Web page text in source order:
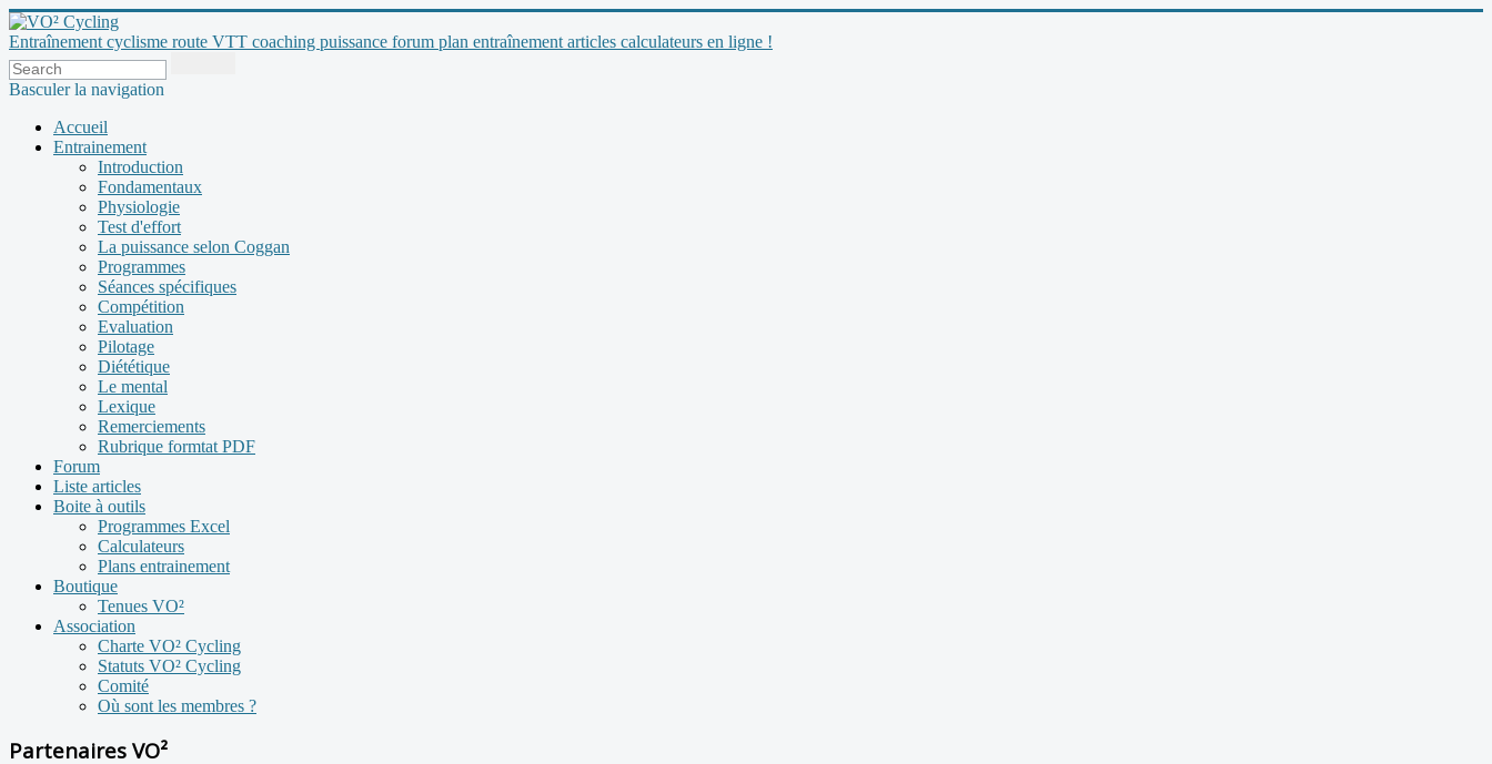
Entraînement cyclisme route VTT coaching puissance forum plan entraînement articles calculateurs en ligne !
Basculer la navigation
Accueil
Entrainement
Introduction
Fondamentaux
Physiologie
Test d'effort
La puissance selon Coggan
Programmes
Séances spécifiques
Compétition
Evaluation
Pilotage
Diététique
Le mental
Lexique
Remerciements
Rubrique formtat PDF
Forum
Liste articles
Boite à outils
Programmes Excel
Calculateurs
Plans entrainement
Boutique
Tenues VO²
Association
Charte VO² Cycling
Statuts VO² Cycling
Comité
Où sont les membres ?
Partenaires VO²